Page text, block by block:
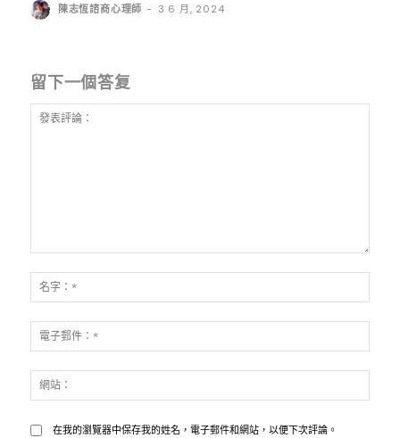
陳志恆諮商心理師 - 3 6 月, 2024
留下一個答复
表
評
論：
字：
*
子
郵
*站：
在我的瀏覽器中保存我的姓名，電子郵件和網站，以便下次評論。